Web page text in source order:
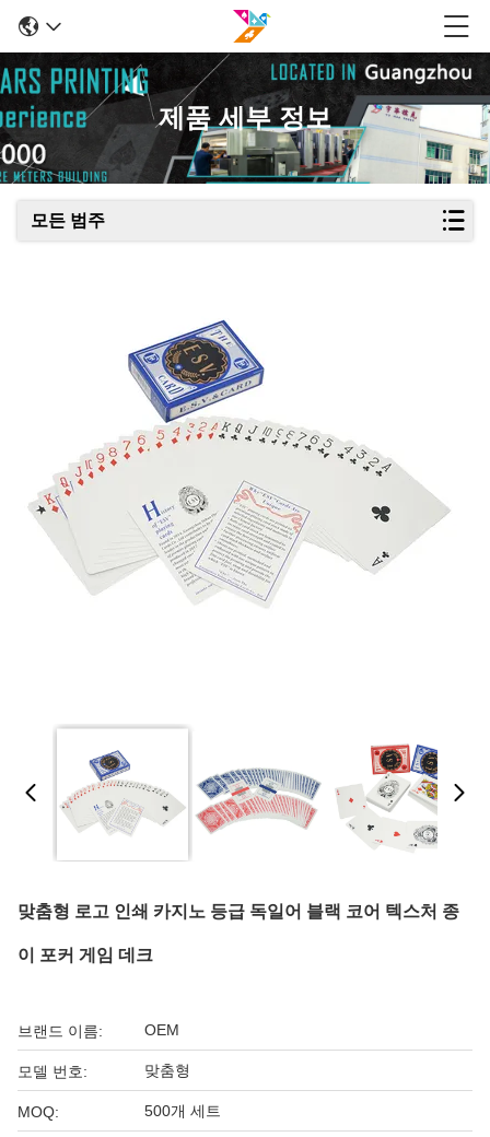
제품 세부 정보
모든 범주
맞춤형 로고 인쇄 카지노 등급 독일어 블랙 코어 텍스처 종
이 포커 게임 데크
브랜드 이름: OEM
모델 번호: 맞춤형
MOQ: 500개 세트